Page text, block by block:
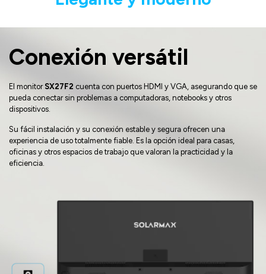
Conexión versátil
El monitor SX27F2 cuenta con puertos HDMI y VGA, asegurando que se
pueda conectar sin problemas a computadoras, notebooks y otros
dispositivos.
Su fácil instalación y su conexión estable y segura ofrecen una
experiencia de uso totalmente fiable. Es la opción ideal para casas,
oficinas y otros espacios de trabajo que valoran la practicidad y la
eficiencia.